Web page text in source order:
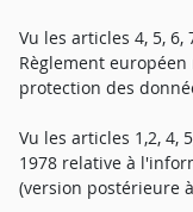
Vu les articles 4, 5, 6,
Règlement
protection des
Vu les articles 1,2, 4,
1978 relative à
(version postérieure